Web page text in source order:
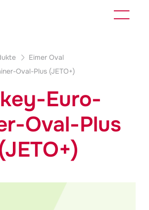
Eimer Oval
Oval-Plus (JETO+)
-Euro-
Oval-Plus